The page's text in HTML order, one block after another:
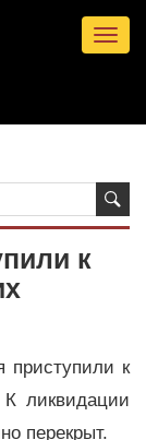
к
приступили к
К ликвидации
перекрыт.